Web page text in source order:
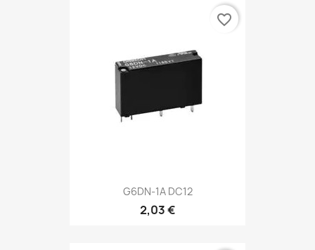
G6DN-1A DC12
2,03 €
favorite_border